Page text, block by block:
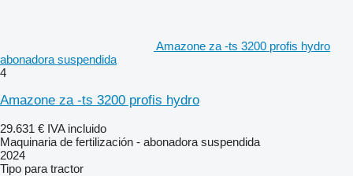
Amazone za -ts 3200 profis hydro
abonadora suspendida
4
Amazone za -ts 3200 profis hydro
29.631 € IVA incluido
Maquinaria de fertilización - abonadora suspendida
2024
Tipo para tractor